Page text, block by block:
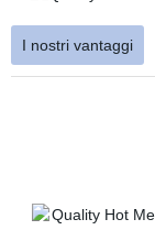
I nostri vantaggi